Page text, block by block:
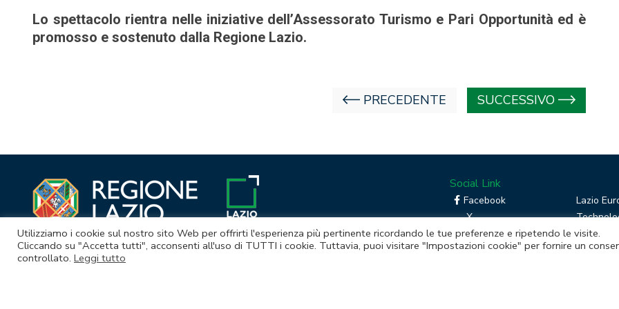
Lo spettacolo rientra nelle iniziative dell’Assessorato Turismo e Pari Opportunità ed è
promosso e sostenuto dalla Regione Lazio.
PRECEDENTE SUCCESSIVO
Social Link
Facebook
X
Linkedin
RSS
Lazio
Boost
Utilizziamo i cookie sul nostro sito Web per offrirti l'esperienza più pertinente ricordando le tue preferenze e ripetendo le visite.
Cliccando su "Accetta tutti", acconsenti all'uso di TUTTI i cookie. Tuttavia, puoi visitare "Impostazioni cookie" per fornire un
controllato. Leggi tutto